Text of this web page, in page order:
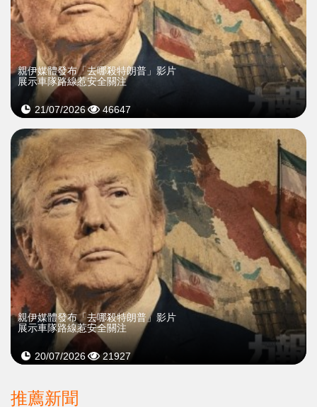
親伊媒體發布「去哪殺特朗普」影片
展示車隊路線惹安全關注
21/07/2026 46647
親伊媒體發布「去哪殺特朗普」影片
展示車隊路線惹安全關注
20/07/2026 21927
推薦新聞